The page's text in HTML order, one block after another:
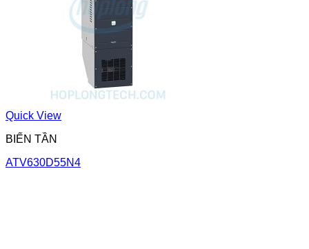
Quick View
BIẾN TẦN
ATV630D55N4